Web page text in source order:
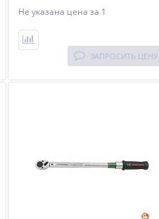
Не указана цена за 1
ЗАПРОСИТЬ ЦЕНУ